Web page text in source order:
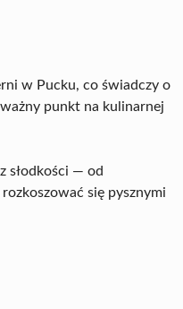
w Pucku, co świadczy o
punkt na kulinarnej
słodkości — od
się pysznymi